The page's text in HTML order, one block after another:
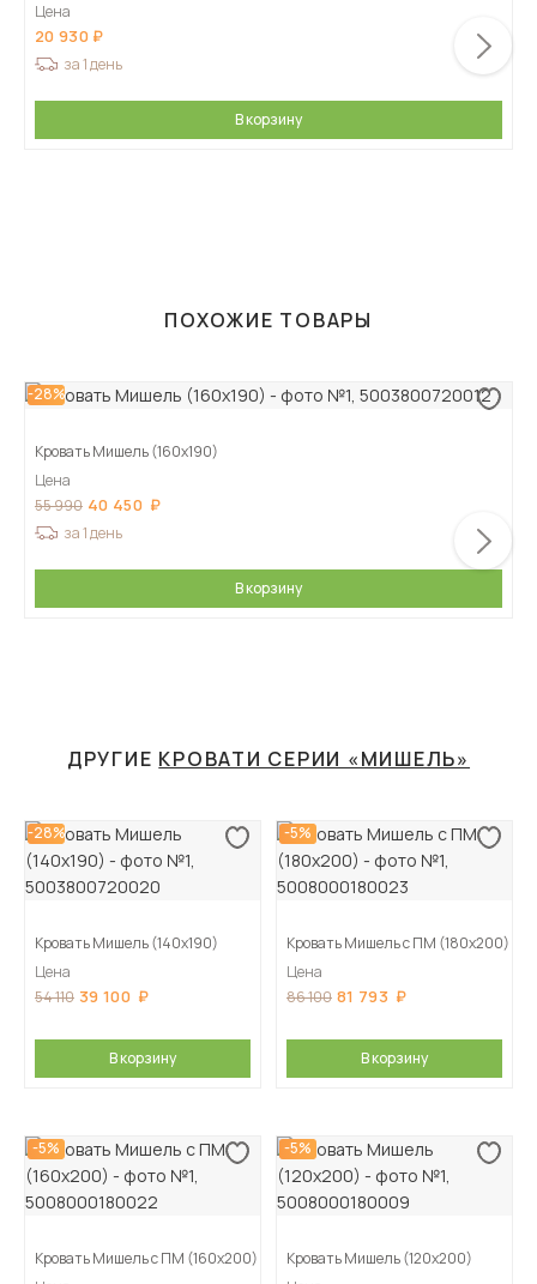
Цена
20 930
за 1 день
В корзину
ПОХОЖИЕ ТОВАРЫ
-28%
Кровать Мишель (160х190)
Цена
55 990 40 450
за 1 день
В корзину
ДРУГИЕ КРОВАТИ СЕРИИ «МИШЕЛЬ»
-28%
Кровать Мишель (140х190)
Цена
54 110 39 100
В корзину
-5%
Кровать Мишель с ПМ (180х200)
Цена
86 100 81 793
В корзину
-5%
Кровать Мишель с ПМ (160х200)
-5%
Кровать Мишель (120х200)